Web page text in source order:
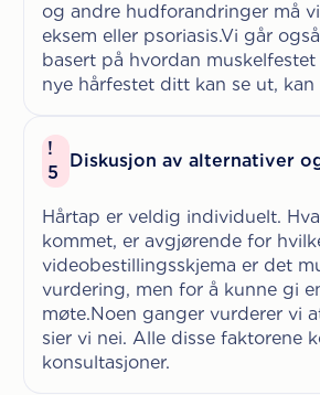
og andre hudforandringer må
eksem eller psoriasis.Vi går
basert på hvordan
nye hårfestet ditt kan se ut,
!
5
Diskusjon av alternativer
Hårtap er veldig individuelt.
kommet, er avgjørende for
videobestillingsskjema er det
vurdering, men for å kunne gi
møte.Noen ganger vurderer vi
sier vi nei. Alle disse faktorene
konsultasjoner.